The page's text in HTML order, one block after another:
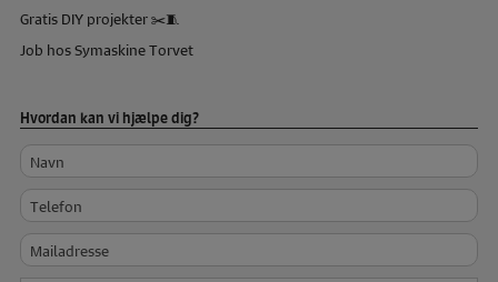
Gratis DIY projekter ✂️🧵
Job hos Symaskine Torvet
Hvordan kan vi hjælpe dig?
Navn
Telefon
Mailadresse